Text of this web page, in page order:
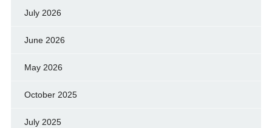
July 2026
June 2026
May 2026
October 2025
July 2025